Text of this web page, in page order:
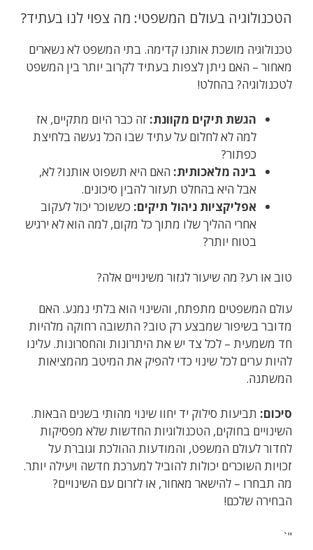
הטכנולוגיה בעולם המשפטי: מה צפוי לנו בעתיד?
טכנולוגיה מושכת אותנו קדימה. בתי המשפט לא נשארים
מאחור – האם ניתן לצפות בעתיד לקרוב יותר בין המשפט
לטכנולוגיה? בהחלט!
הגשת תיקים מקוונת: זה כבר היום מתקיים, אז
למה לא לחלום על עתיד שבו הכל נעשה בלחיצת
כפתור?
בינה מלאכותית: האם היא תשפוט אותנו? לא,
אבל היא בהחלט תעזור להבין סיכונים.
אפליקציות ניהול תיקים: כששוכר יכול לעקוב
אחרי ההליך שלו מתוך כל מקום, למה הוא לא ירגיש
בטוח יותר?
טוב או רע? מה שיעור לגזור משינויים אלה?
עולם המשפטים מתפתח, והשינוי הוא בלתי נמנע. האם
מדובר בשיפור שמבצע רק טוב? התשובה רחוקה מלהיות
חד משמעית – לכל צד יש את היתרונות והחסרונות. עלינו
להיות ערים לכל שינוי כדי להפיק את המיטב מהמציאות
המשתנה.
סיכום: תביעות סילוק יד יחוו שינוי מהותי בשנים הבאות.
השינויים בחוקים, הטכנולוגיות החדשות שלא מפסיקות
לחדור לעולם המשפט, והמודעות ההולכת וגוברת על
זכויות השוכרים יכולות להוביל למערכת חדשה ויעילה יותר.
מה תבחרו – להישאר מאחור, או לזרום עם השינויים?
הבחירה שלכם!
"`